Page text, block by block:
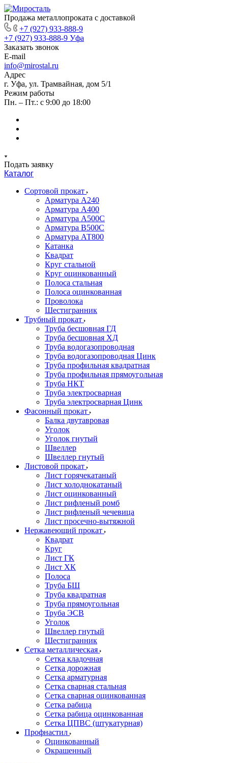
Продажа металлопроката с доставкой
+7 (927) 933-888-9
+7 (927) 933-888-9 Уфа
Заказать звонок
E-mail
info@mirostal.ru
Адрес
г. Уфа, ул. Трамвайная, дом 5/1
Режим работы
Пн. – Пт.: с 9:00 до 18:00
Подать заявку
Каталог
Сортовой прокат
Арматура А240
Арматура А400
Арматура А500C
Арматура В500С
Арматура АТ800
Катанка
Квадрат
Круг стальной
Круг оцинкованный
Полоса стальная
Полоса оцинкованная
Проволока
Шестигранник
Трубный прокат
Труба бесшовная ГД
Труба бесшовная ХД
Труба водогазопроводная
Труба водогазопроводная Цинк
Труба профильная квадратная
Труба профильная прямоугольная
Труба НКТ
Труба электросварная
Труба электросварная Цинк
Фасонный прокат
Балка двутавровая
Уголок
Уголок гнутый
Швеллер
Швеллер гнутый
Листовой прокат
Лист горячекатаный
Лист холоднокатаный
Лист оцинкованный
Лист рифленый ромб
Лист рифленый чечевица
Лист просечно-вытяжной
Нержавеющий прокат
Квадрат
Круг
Лист ГК
Лист ХК
Полоса
Труба БШ
Труба квадратная
Труба прямоугольная
Труба ЭСВ
Уголок
Швеллер гнутый
Шестигранник
Сетка металлическая
Сетка кладочная
Сетка дорожная
Сетка арматурная
Сетка сварная стальная
Сетка сварная оцинкованная
Сетка рабица
Сетка рабица оцинкованная
Сетка ЦПВС (штукатурная)
Профнастил
Оцинкованный
Окрашенный